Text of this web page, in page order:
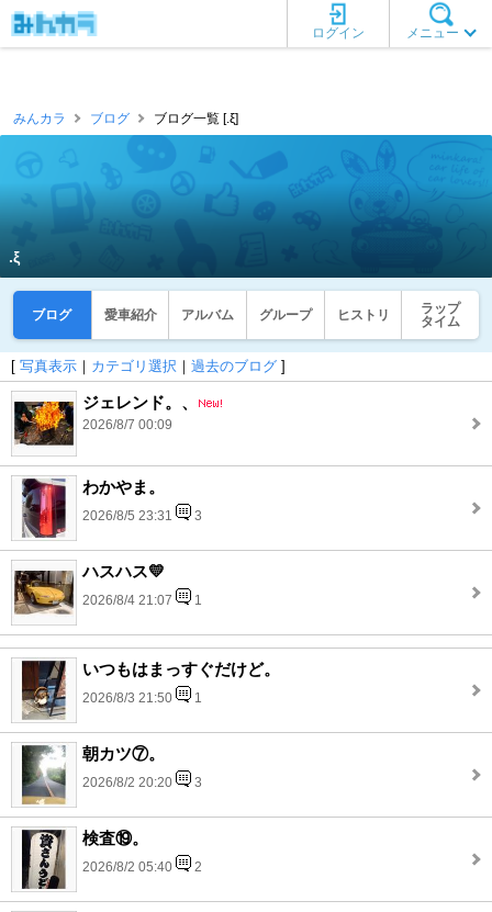
メニュー
ログイン
みんカラ ブログ ブログ一覧 [.ξ]
.ξ
ブログ 愛車紹介 アルバム グループ ヒストリ
ラップ
タイム
[ 写真表示 ｜ カテゴリ選択 ｜ 過去のブログ ]
ジェレンド。、
2026/8/7 00:09
わかやま。
2026/8/5 23:31 3
ハスハス💛
2026/8/4 21:07 1
いつもはまっすぐだけど。
2026/8/3 21:50 1
朝カツ⑦。
2026/8/2 20:20 3
検査⑲。
2026/8/2 05:40 2